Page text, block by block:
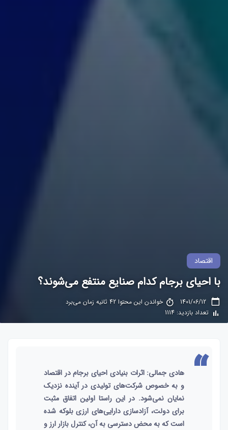
اقتصاد
با احیای برجام کدام صنایع منتفع می‌شوند؟
خواندن این محتوا 42 ثانیه زمان می‌برد
تعداد بازدید: 1114
هادی جمالی: اثرات بنیادی احیای برجام در اقتصاد
و به خصوص شرکت‌های تولیدی در آینده نزدیک
نمایان نمی‌شود. در این راستا اولین اتفاق مثبت
برای دولت، آزادسازی دارایی‌های ارزی بلوکه شده
است که به محض دسترسی به آن، کنترل بازار ارز و